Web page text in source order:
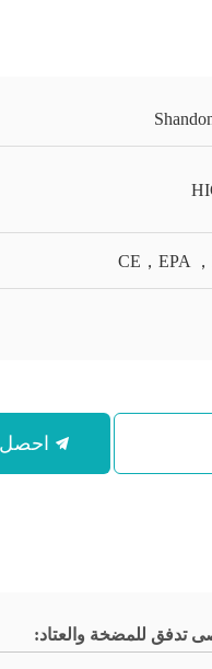
CE，EPA
تدفق للمضخة والعتاد: